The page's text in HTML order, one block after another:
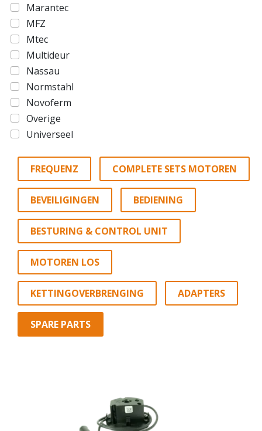
Marantec
MFZ
Mtec
Multideur
Nassau
Normstahl
Novoferm
Overige
Universeel
FREQUENZ COMPLETE SETS MOTOREN
BEVEILIGINGEN BEDIENING
BESTURING & CONTROL UNIT
MOTOREN LOS
KETTINGOVERBRENGING ADAPTERS
SPARE PARTS